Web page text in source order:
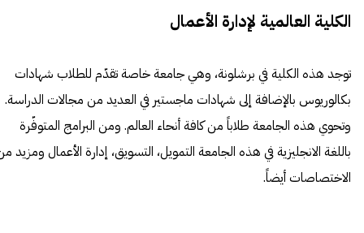
الكلية العالمية لإدارة الأعمال
توجد هذه الكلية في برشلونة، وهي جامعة خاصة تقدّم للطلاب شهادات
بكالوريوس بالإضافة إلى شهادات ماجستير في العديد من مجالات الدراسة.
وتحوي هذه الجامعة طلاباً من كافة أنحاء العالم. ومن البرامج المتوفّرة
باللغة الانجليزية في هذه الجامعة التمويل، التسويق، إدارة الأعمال ومزيد
الاختصاصات أيضاً.